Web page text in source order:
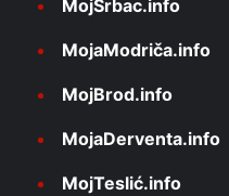
MojSrbac.info
MojaModriča.info
MojBrod.info
MojaDerventa.info
MojTeslić.info